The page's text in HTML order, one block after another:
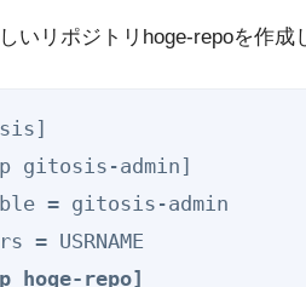
いリポジトリhoge-repoを作成
gitosis-admin]
= gitosis-admin
hoge-repo]